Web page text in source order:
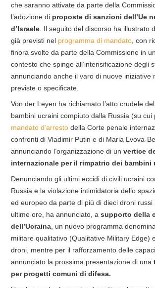
che saranno attivate da parte della
l’adozione di proposte di sanzioni dell’Ue
d’Israele . Il seguito del discorso ha illustrato
già previsti nel programma di mandato , con
finora svolte da parte della Commissione in
contesto che spinge all’intensificazione degli
annunciando anche il varo di nuove iniziative
previste o specificate.
Von der Leyen ha richiamato l’atto crudele
bambini ucraini compiuto dalla Russia (su cui
mandato d’arresto della Corte penale
confronti di Vladimir Putin e di Maria Lvova-
annunciando l’organizzazione di un vertice
internazionale per il rimpatrio dei bambini
Denunciando gli ultimi eccidi di civili ucraini
Russia e la violazione intimidatoria dello
ed europeo da parte di più di dieci droni russi
ultime ore, ha annunciato, a supporto della
dell’Ucraina , un nuovo programma
militare qualitativo (Qualitative Military Edge)
droni, mentre per il rafforzamento delle
annunciato la prossima presentazione di una
per progetti comuni di difesa.